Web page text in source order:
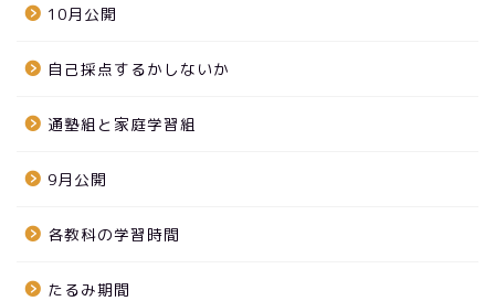
10月公開
自己採点するかしないか
通塾組と家庭学習組
9月公開
各教科の学習時間
たるみ期間